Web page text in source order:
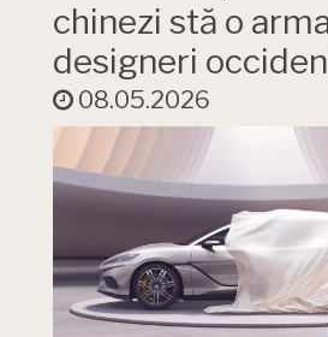
chinezi stă o
designeri
08.05.2026